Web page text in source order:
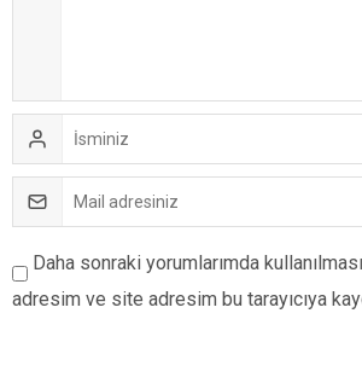
Daha sonraki yorumlarımda
adresim ve site adresim bu tarayıcıya